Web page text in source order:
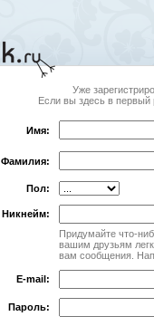
Уже
Если вы здесь в первый
Имя:
Фамилия:
Пол:
Никнейм:
Придумайте что-
вашим друзьям
вам сообщения.
E-mail:
Пароль: